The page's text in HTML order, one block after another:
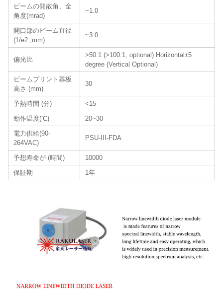
ビームの発散角、全
角度(mrad)
~1.0
開口部のビーム直径
(1/e2 ,mm)
~3.0
偏光比
>50:1 (>100:1, optional) Horizontal±5
degree (Vertical Optional)
ビームプリント基板
高さ (mm)
30
予熱時間 (分)
<15
動作温度(℃)
20~30
電力供給(90-
264VAC)
PSU-III-FDA
予想寿命が (時間)
10000
保証期
1年